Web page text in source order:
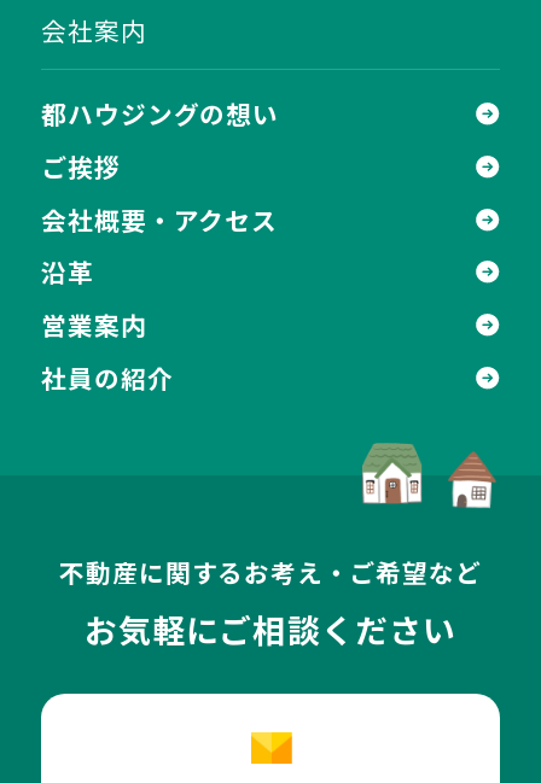
会社案内
都ハウジングの想い
ご挨拶
会社概要・アクセス
沿革
営業案内
社員の紹介
不動産に関するお考え・ご希望など
お気軽にご相談ください